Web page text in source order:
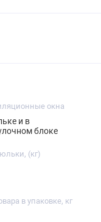
окна
и в
блоке
(кг)
в упаковке, кг